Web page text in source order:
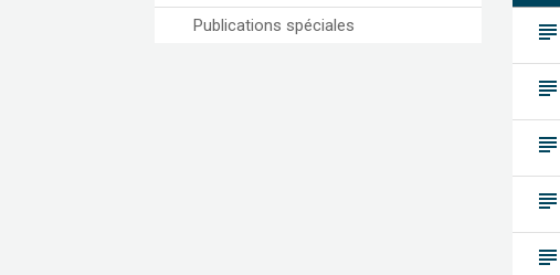
Publications spéciales
subject
subject
subject
subject
subject